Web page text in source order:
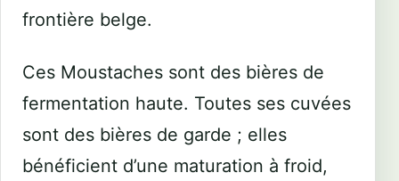
frontière belge.
Ces Moustaches sont des bières de
fermentation haute. Toutes ses cuvées
sont des bières de garde ; elles
bénéficient d’une maturation à froid,